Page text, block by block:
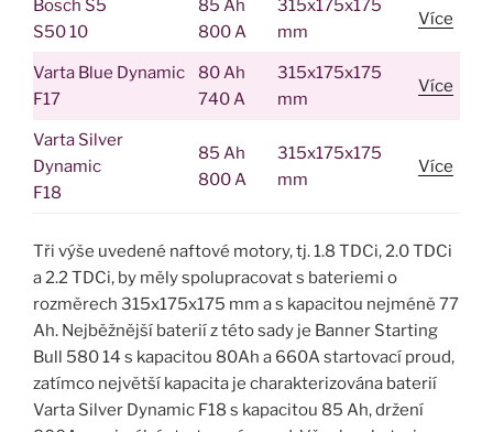
Bosch S5
S50 10
85 Ah
800 A
315x175x175
mm
Více
Varta Blue Dynamic
F17
80 Ah
740 A
315x175x175
mm
Více
Varta Silver
Dynamic
F18
85 Ah
800 A
315x175x175
mm
Více
Tři výše uvedené naftové motory, tj. 1.8 TDCi, 2.0 TDCi
a 2.2 TDCi, by měly spolupracovat s bateriemi o
rozměrech 315x175x175 mm a s kapacitou nejméně 77
Ah. Nejběžnější baterií z této sady je Banner Starting
Bull 580 14 s kapacitou 80Ah a 660A startovací proud,
zatímco největší kapacita je charakterizována baterií
Varta Silver Dynamic F18 s kapacitou 85 Ah, držení